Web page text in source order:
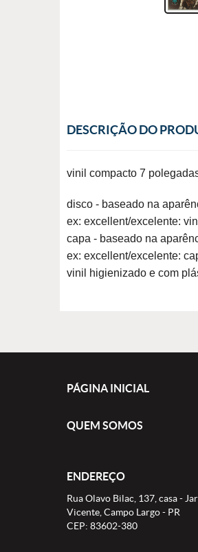
DESCRIÇÃO DO
vinil compacto 7
disco - baseado na
ex: excellent/excelente:
capa - baseado na
ex: excellent/excelente:
vinil higienizado e com
PÁGINA INICIAL
QUEM SOMOS
ENDEREÇO
Rua Olavo Bilac, 137, casa-
Vicente, Campo Largo- PR
CEP: 83602-380